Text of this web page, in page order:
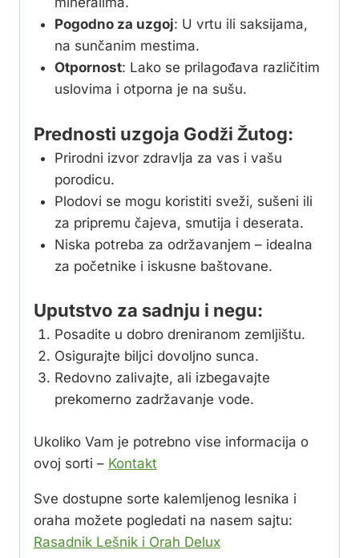
Pogodno za uzgoj: U vrtu ili saksijama,
na sunčanim mestima.
Otpornost: Lako se prilagođava različitim
uslovima i otporna je na sušu.
Prednosti uzgoja Godži Žutog:
Prirodni izvor zdravlja za vas i vašu
porodicu.
Plodovi se mogu koristiti sveži, sušeni ili
za pripremu čajeva, smutija i deserata.
Niska potreba za održavanjem – idealna
za početnike i iskusne baštovane.
Uputstvo za sadnju i negu:
Posadite u dobro dreniranom zemljištu.
Osigurajte biljci dovoljno sunca.
Redovno zalivajte, ali izbegavajte
prekomerno zadržavanje vode.
Ukoliko Vam je potrebno vise informacija o
ovoj sorti – Kontakt
Sve dostupne sorte kalemljenog lesnika i
oraha možete pogledati na nasem sajtu:
Rasadnik Lešnik i Orah Delux